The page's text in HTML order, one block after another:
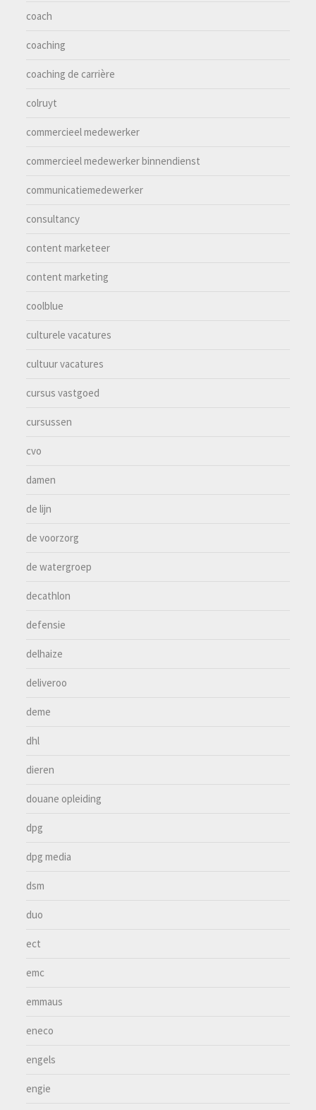
coach
coaching
coaching de carrière
colruyt
commercieel medewerker
commercieel medewerker binnendienst
communicatiemedewerker
consultancy
content marketeer
content marketing
coolblue
culturele vacatures
cultuur vacatures
cursus vastgoed
cursussen
cvo
damen
de lijn
de voorzorg
de watergroep
decathlon
defensie
delhaize
deliveroo
deme
dhl
dieren
douane opleiding
dpg
dpg media
dsm
duo
ect
emc
emmaus
eneco
engels
engie